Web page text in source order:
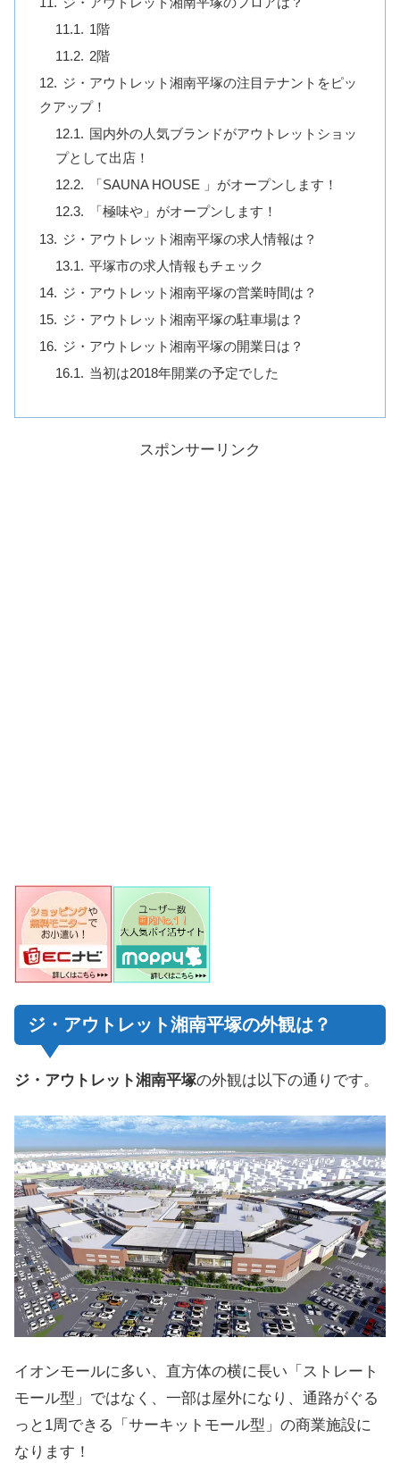
1階
2階
ジ・アウトレット湘南平塚の注目テナントをピッ
クアップ！
国内外の人気ブランドがアウトレットショッ
プとして出店！
「SAUNA HOUSE 」がオープンします！
「極味や」がオープンします！
ジ・アウトレット湘南平塚の求人情報は？
平塚市の求人情報もチェック
ジ・アウトレット湘南平塚の営業時間は？
ジ・アウトレット湘南平塚の駐車場は？
ジ・アウトレット湘南平塚の開業日は？
当初は2018年開業の予定でした
スポンサーリンク
ジ・アウトレット湘南平塚の外観は？
ジ・アウトレット湘南平塚の外観は以下の通りです。
イオンモールに多い、直方体の横に長い「ストレート
モール型」ではなく、一部は屋外になり、通路がぐる
っと1周できる「サーキットモール型」の商業施設に
なります！